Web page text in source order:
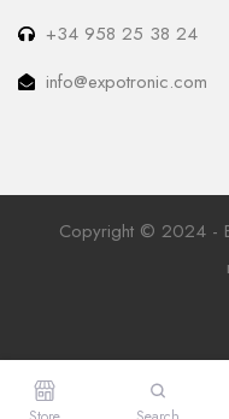
+34 958 25 38 24
info@expotronic.com
Copyright © 2024 -